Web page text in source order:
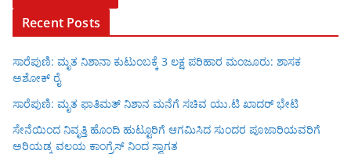
Recent Posts
ಸಾರೆಪುಣಿ: ಮೃತ ನಿಶಾನಾ ಕುಟುಂಬಕ್ಕೆ 3 ಲಕ್ಷ ಪರಿಹಾರ ಮಂಜೂರು: ಶಾಸಕ
ಅಶೋಕ್ ರೈ
ಸಾರೆಪುಣಿ: ಮೃತ ಫಾತಿಮತ್ ನಿಶಾನ ಮನೆಗೆ ಸಚಿವ ಯು.ಟಿ ಖಾದರ್ ಭೇಟಿ
ಸೇನೆಯಿಂದ ನಿವೃತ್ತಿ ಹೊಂದಿ ಹುಟ್ಟೂರಿಗೆ ಆಗಮಿಸಿದ ಸುಂದರ ಪೂಜಾರಿಯವರಿಗೆ
ಅರಿಯಡ್ಕ ವಲಯ ಕಾಂಗ್ರೆಸ್ ನಿಂದ ಸ್ವಾಗತ